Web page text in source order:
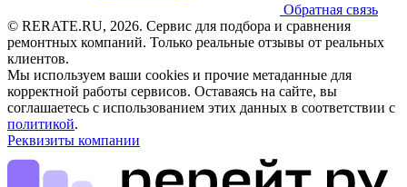
Обратная связь
© RERATE.RU, 2026. Сервис для подбора и сравнения
ремонтных компаний. Только реальные отзывы от реальных
клиентов.
Мы используем ваши cookies и прочие метаданные для
корректной работы сервисов. Оставаясь на сайте, вы
соглашаетесь с использованием этих данных в соответствии с
политикой.
Реквизиты компании